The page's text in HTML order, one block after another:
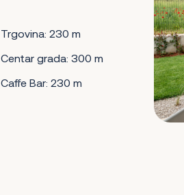
Trgovina: 230 m
Centar grada: 300 m
Caffe Bar: 230 m